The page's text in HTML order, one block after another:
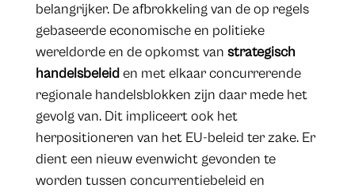
belangrijker. De afbrokkeling van de op regels
gebaseerde economische en politieke
wereldorde en de opkomst van strategisch
handelsbeleiden met elkaar concurrerende
regionale handelsblokken zijn daar mede het
gevolg van. Dit impliceert ook het
herpositioneren van het EU-beleid ter zake. Er
dient een nieuw evenwicht gevonden te
worden tussen concurrentiebeleid en